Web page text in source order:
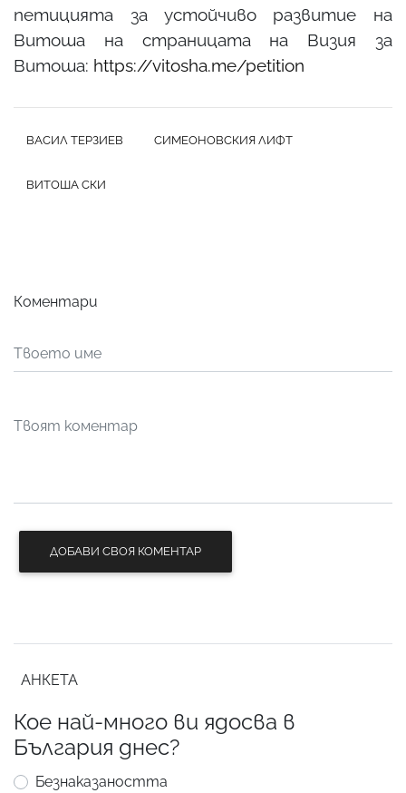
петицията за устойчиво развитие на
Витоша на страницата на Визия за
Витоша: https://vitosha.me/petition
ВАСИЛ ТЕРЗИЕВ СИМЕОНОВСКИЯ ЛИФТ
ВИТОША СКИ
Коментари
ДОБАВИ СВОЯ КОМЕНТАР
АНКЕТА
Кое най-много ви ядосва в
България днес?
Безнаказаността